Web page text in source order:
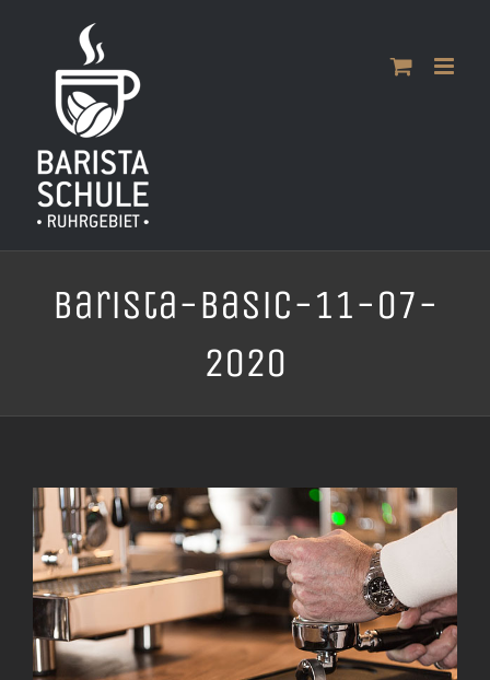
springen
Barista-Basic-11-07-
2020